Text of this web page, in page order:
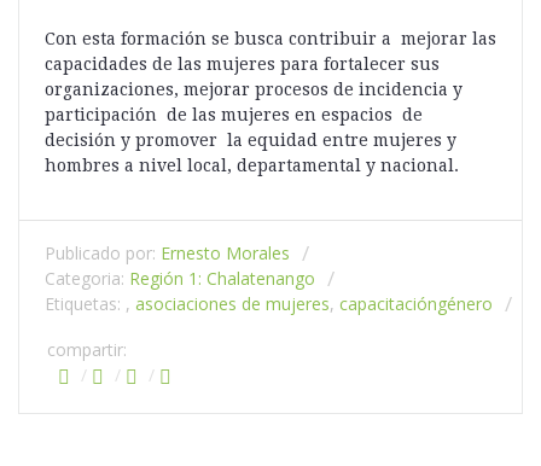
Con esta formación se busca contribuir a mejorar las
capacidades de las mujeres para fortalecer sus
organizaciones, mejorar procesos de incidencia y
participación de las mujeres en espacios de
decisión y promover la equidad entre mujeres y
hombres a nivel local, departamental y nacional.
Publicado por: Ernesto Morales
Categoria: Región 1: Chalatenango
Etiquetas: , asociaciones de mujeres, capacitacióngénero
compartir: